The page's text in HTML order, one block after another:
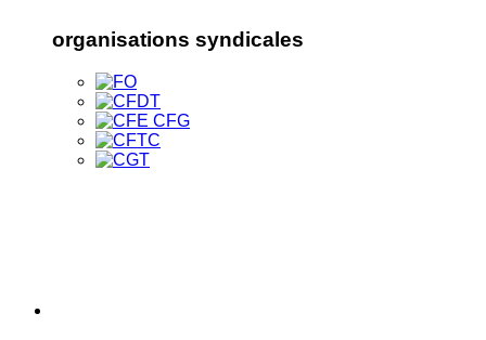
organisations syndicales